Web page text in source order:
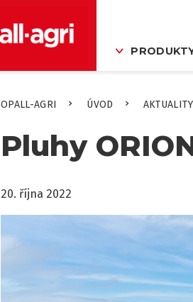
OPALL-AGRI ÚVOD AKTUALITY
Pluhy
20. října 2022